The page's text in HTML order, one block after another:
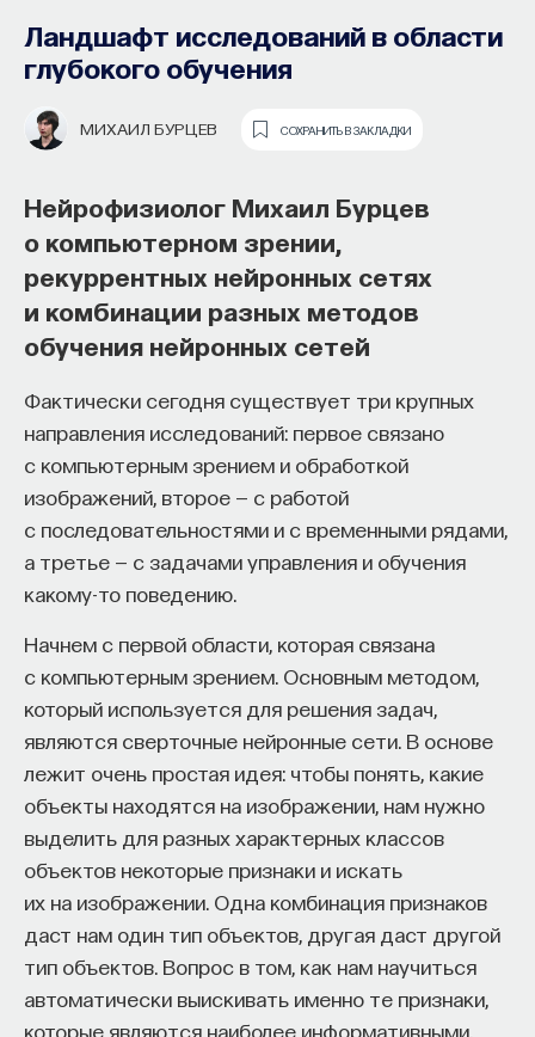
Ландшафт исследований в области
глубокого обучения
МИХАИЛ БУРЦЕВ СОХРАНИТЬ В ЗАКЛАДКИ
Нейрофизиолог Михаил Бурцев
о компьютерном зрении,
рекуррентных нейронных сетях
и комбинации разных методов
обучения нейронных сетей
Фактически сегодня существует три крупных
направления исследований: первое связано
с компьютерным зрением и обработкой
изображений, второе — с работой
с последовательностями и с временными рядами,
а третье — с задачами управления и обучения
какому-то поведению.
Начнем с первой области, которая связана
с компьютерным зрением. Основным методом,
который используется для решения задач,
являются сверточные нейронные сети. В основе
лежит очень простая идея: чтобы понять, какие
объекты находятся на изображении, нам нужно
выделить для разных характерных классов
объектов некоторые признаки и искать
их на изображении. Одна комбинация признаков
даст нам один тип объектов, другая даст другой
тип объектов. Вопрос в том, как нам научиться
автоматически выискивать именно те признаки,
которые являются наиболее информативными,
Как философия помогает составлять
собственное мнение
о происходящем в мире?
мы живем, расширять собственные
представления об окружающей
действительности и познавать самого себя?
Ответы на эти и другие вопросы можно найти,
записавшисьна курс «Философский поиск:
начала».
Слушатели курса убедятся в том, что
философский поиск — это не только каскад
занимательных головоломок, но и набор
инструментов, жизненно необходимых для
современного человека.
Пройдя этот курс, вы:
— Овладеете ключевыми для независимого
мышления навыками: научитесь критически
воспринимать информацию и логично
и аргументированно доказывать свою точку
зрения.
— Узнаете, как философия отвечает
электроники
ВАЛЕРИЙ РЯЗАНОВ
Физик Валерий Рязанов
о недостатках полупроводниковой
электроники, квантовании
магнитного потока и принципах
охлаждения компьютеров
Каждый год в декабре Национальный
университет «МИСиС» проводит
«Рождественские лекции», в рамках которых
ведущие ученые России и мира рассказывают
о своих исследованиях. В совместном
специальном проекте ПостНауки и МИСиС
мы покажем и расскажем об этих лекциях
и их участниках. В первом материале вы узнаете
о развитии сверхпроводящей электроники
и основах будущего квантового компьютера.
Моя тема, моя область исследований — это
сверхпроводящая электроника. Она менее
известна, чем полупроводниковая электроника,
и прежде всего задают вопрос, а чем же плоха
полупроводниковая электроника, зачем нужно
придумывать какие-то новые. А новых придумано
уже много: есть молекулярная электроника, есть
спинтроника, есть одноэлектроника. Наша
электроника — сверхпроводящая.